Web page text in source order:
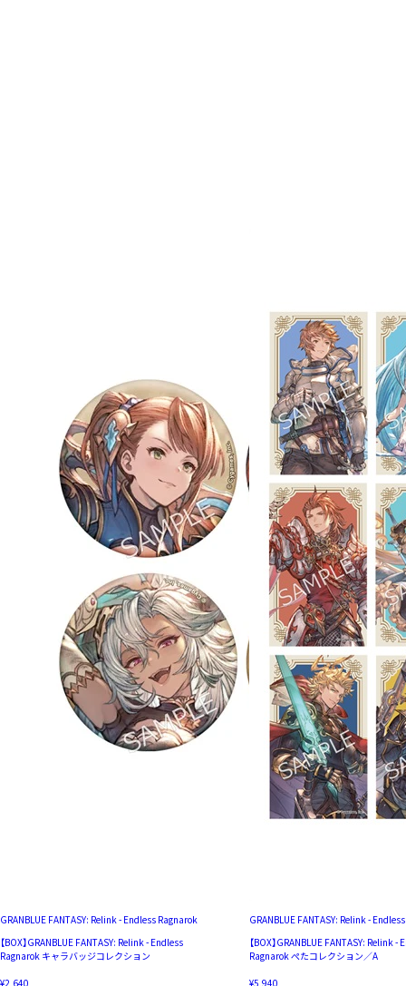
GRANBLUE FANTASY: Relink - Endless Ragnarok
【BOX】GRANBLUE FANTASY: Relink - Endless
Ragnarok キャラバッジコレクション
¥2,640
GRANBLUE FANTASY: Relink -
【BOX】GRANBLUE FANTASY: Relink -
Ragnarok ぺたコレクション／A
¥5,940